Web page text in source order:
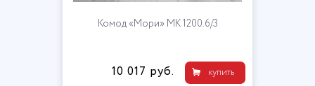
Комод «Мори» МК 1200.6/3
купить
10 017 руб.